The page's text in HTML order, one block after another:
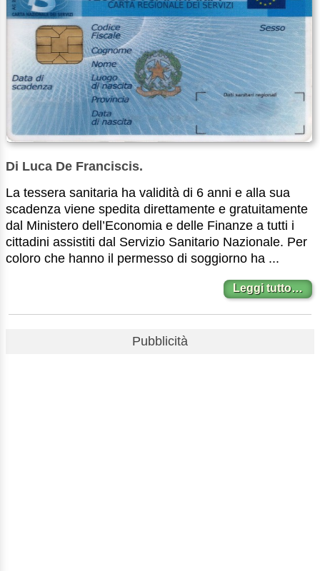
Di Luca De Franciscis.
La tessera sanitaria ha validità di 6 anni e alla sua
scadenza viene spedita direttamente e gratuitamente
dal Ministero dell’Economia e delle Finanze a tutti i
cittadini assistiti dal Servizio Sanitario Nazionale. Per
coloro che hanno il permesso di soggiorno ha ...
Leggi tutto…
Pubblicità